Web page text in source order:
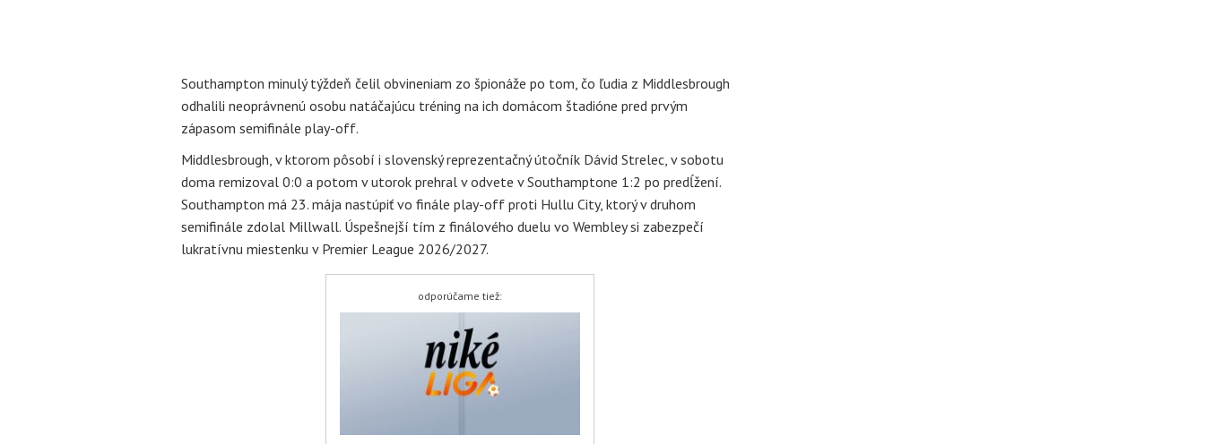
Southampton minulý týždeň čelil obvineniam zo špionáže po tom, čo ľudia z Middlesbrough
odhalili neoprávnenú osobu natáčajúcu tréning na ich domácom štadióne pred prvým
zápasom semifinále play-off.
Middlesbrough, v ktorom pôsobí i slovenský reprezentačný útočník Dávid Strelec, v sobotu
doma remizoval 0:0 a potom v utorok prehral v odvete v Southamptone 1:2 po predĺžení.
Southampton má 23. mája nastúpiť vo finále play-off proti Hullu City, ktorý v druhom
semifinále zdolal Millwall. Úspešnejší tím z finálového duelu vo Wembley si zabezpečí
lukratívnu miestenku v Premier League 2026/2027.
odporúčame tiež: